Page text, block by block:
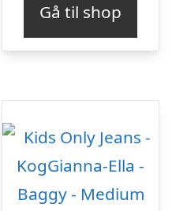
Gå til shop